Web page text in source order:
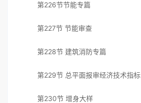
第226节节能专篇
第227节 节能审查
第228节 建筑消防专篇
第229节 总平面报审经济技术指标
第230节 增身大样